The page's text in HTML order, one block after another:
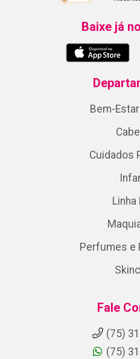
Baixe já
Bem-
Cuidados
Linha
Perfumes e
Fale
(75)
(75)